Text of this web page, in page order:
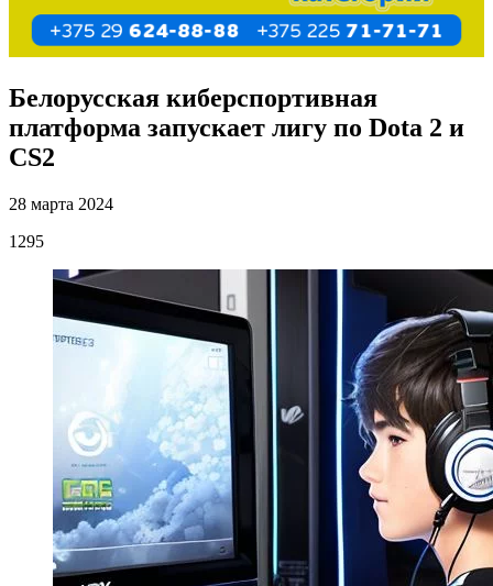
Белорусская киберспортивная
платформа запускает лигу по Dota 2 и
CS2
28 марта 2024
1295